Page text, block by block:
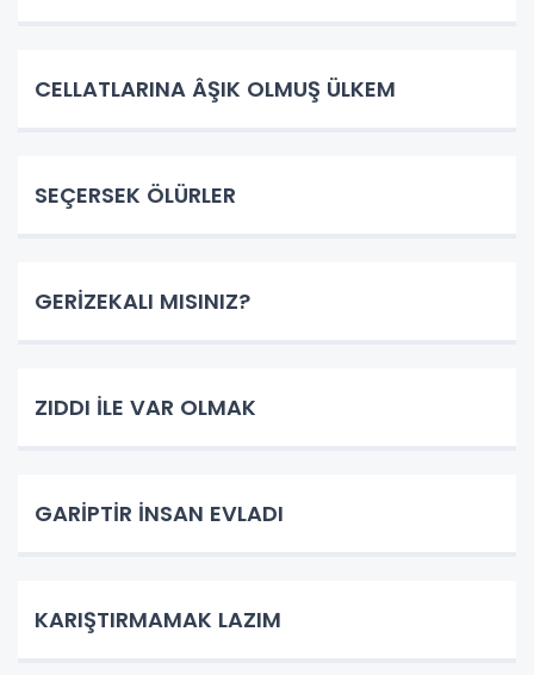
CELLATLARINA ÂŞIK OLMUŞ ÜLKEM
SEÇERSEK ÖLÜRLER
GERİZEKALI MISINIZ?
ZIDDI İLE VAR OLMAK
GARİPTİR İNSAN EVLADI
KARIŞTIRMAMAK LAZIM